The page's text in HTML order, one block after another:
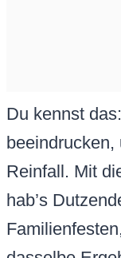
Du kennst
Reinfall. Mit
hab’s